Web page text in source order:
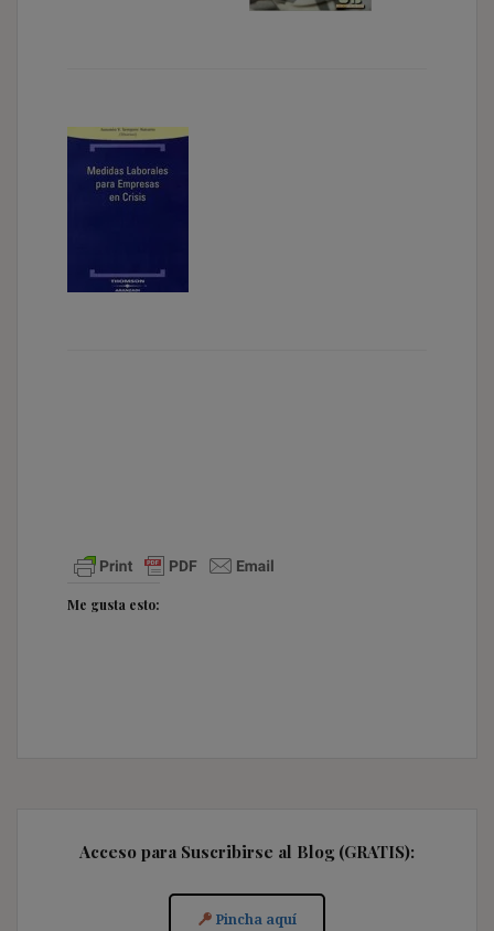
Me gusta esto:
Acceso para Suscribirse al Blog (GRATIS):
Pincha aquí